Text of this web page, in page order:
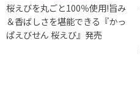
桜えびを丸ごと100％使用!旨み
＆香ばしさを堪能できる『かっ
ぱえびせん 桜えび』発売